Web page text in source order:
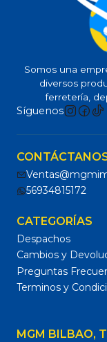
Somos una
diversos
ferretería,
Síguenos
56934815172
CATEGORÍAS
Despachos
Cambios y
Preguntas
Terminos y
MGM BILBAO,